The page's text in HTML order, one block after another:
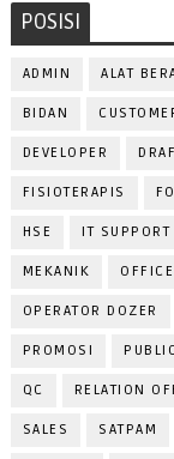
POSISI
ADMIN ALAT
BIDAN
DEVELOPER
FISIOTERAPIS
HSE IT SUPPORT
MEKANIK
OPERATOR DOZER
PROMOSI
QC RELATION
SALES SATPAM